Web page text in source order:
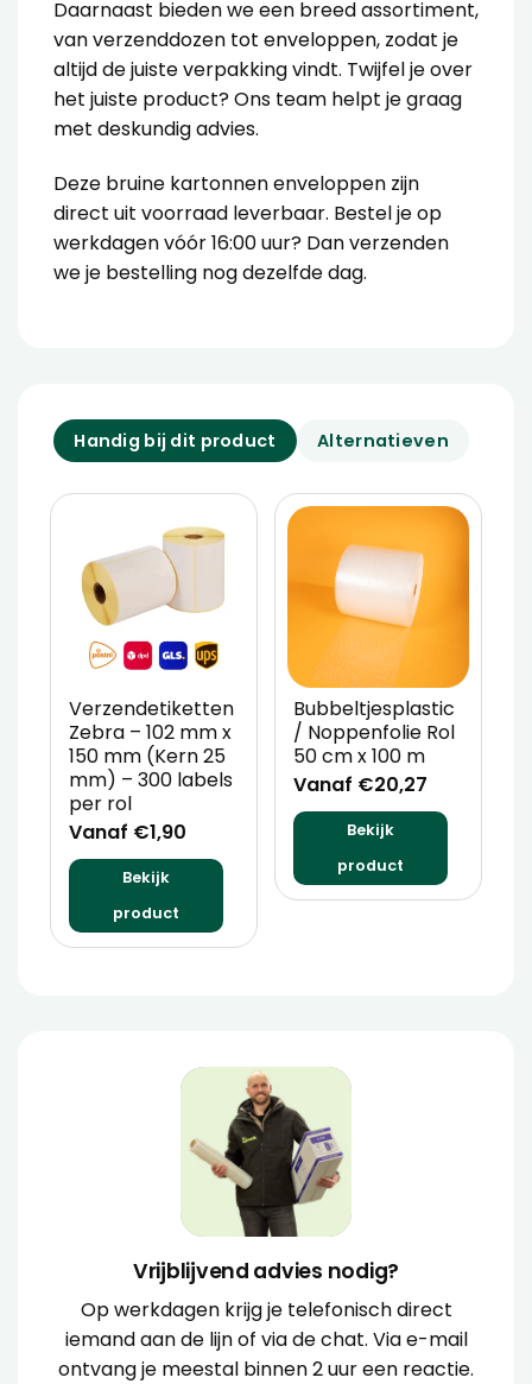
Daarnaast bieden we een breed assortiment,
van verzenddozen tot enveloppen, zodat je
altijd de juiste verpakking vindt. Twijfel je over
het juiste product? Ons team helpt je graag
met deskundig advies.
Deze bruine kartonnen enveloppen zijn
direct uit voorraad leverbaar. Bestel je op
werkdagen vóór 16:00 uur? Dan verzenden
we je bestelling nog dezelfde dag.
Handig bij dit product Alternatieven
Verzendetiketten
Zebra – 102 mm x
150 mm (Kern 25
mm) – 300 labels
per rol
Vanaf €1,90
Bekijk
product
Bubbeltjesplastic
/ Noppenfolie Rol
50 cm x 100 m
Vanaf €20,27
Bekijk
product
Vrijblijvend advies nodig?
Op werkdagen krijg je telefonisch direct
iemand aan de lijn of via de chat. Via e-mail
ontvang je meestal binnen 2 uur een reactie.